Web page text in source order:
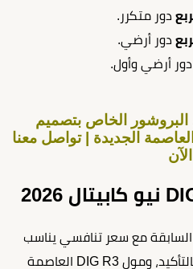
دور متكرر.
دور أرضي.
دور أرضي وأول.
الخاص بتصميم
ومساحات مول DIG R3 العاصمة الجديدة | تواصل معنا
الآن
مع سعر تنافسي يناسب
قطاعات واسعة من العملاء؟ بالتأكيد، ومول DIG R3 العاصمة